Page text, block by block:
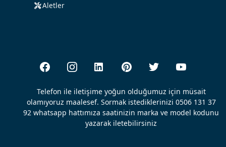
Aletler
Telefon ile iletişime yoğun olduğumuz için müsait
olamıyoruz maalesef. Sormak istediklerinizi 0506 131 37
92 whatsapp hattımıza saatinizin marka ve model kodunu
yazarak iletebilirsiniz